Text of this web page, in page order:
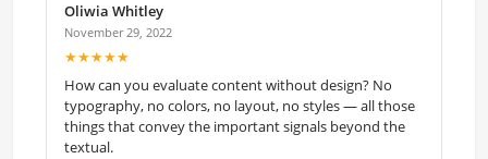
Oliwia Whitley
November 29, 2022
★★★★★
How can you evaluate content without design? No
typography, no colors, no layout, no styles — all those
things that convey the important signals beyond the
textual.